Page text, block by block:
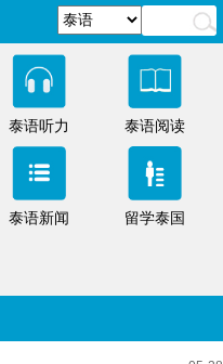
泰语听力 泰语阅读
泰语新闻 留学泰国